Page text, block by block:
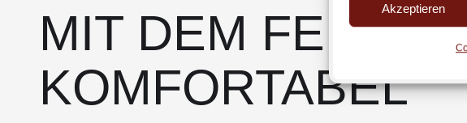
Akzeptieren
MIT DEM
KOMFORTABEL